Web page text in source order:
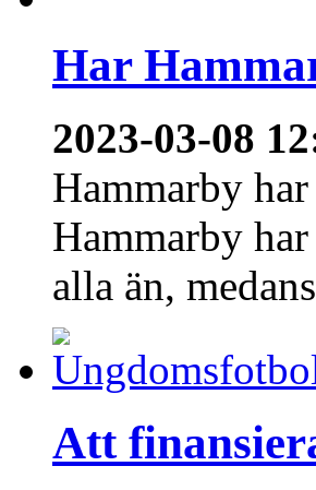
Har
2023-03-08
Hammarby
Hammarby
alla än,
Att